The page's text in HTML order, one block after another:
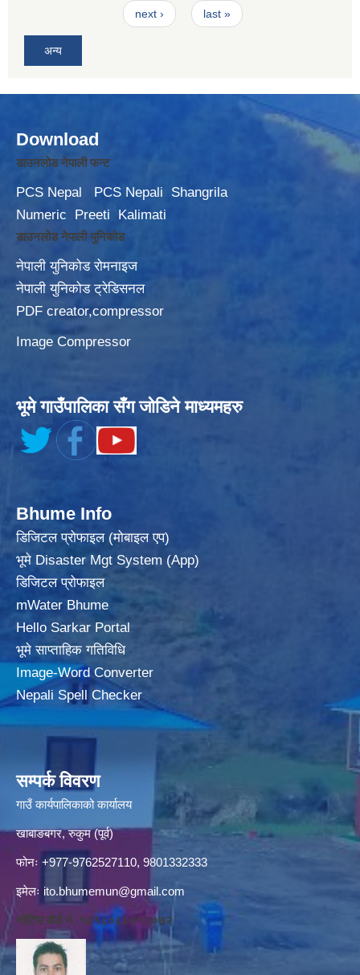
next › last »
अन्य
Download
डाउनलोड नेपाली फन्ट
PCS Nepal PCS Nepali
Shangrila
Numeric
Preeti Kalimati
डाउनलोड नेपाली युनिकोड
नेपाली युनिकोड रोमनाइज
नेपाली युनिकोड ट्रेडिसनल
PDF creator,compressor
Image Compressor
भूमे गाउँपालिका सँग जोडिने माध्यमहरु
Bhume Info
डिजिटल प्रोफाइल (मोबाइल एप)
भूमे Disaster Mgt System (App)
डिजिटल प्रोफाइल
mWater Bhume
Hello Sarkar Portal
भूमे साप्ताहिक गतिविधि
Image-Word Converter
Nepali Spell Checker
सम्पर्क विवरण
गाउँ कार्यपालिकाको कार्यालय
खाबाङबगर, रुकुम (पूर्व)
फोनः +977-9762527110, 9801332333
इमेलः ito.bhumemun@gmail.com
नोटिस बोर्ड नं. १६१८०८८४१३०७२